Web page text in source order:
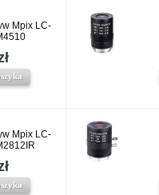
Mpix LC-
Mpix LC-